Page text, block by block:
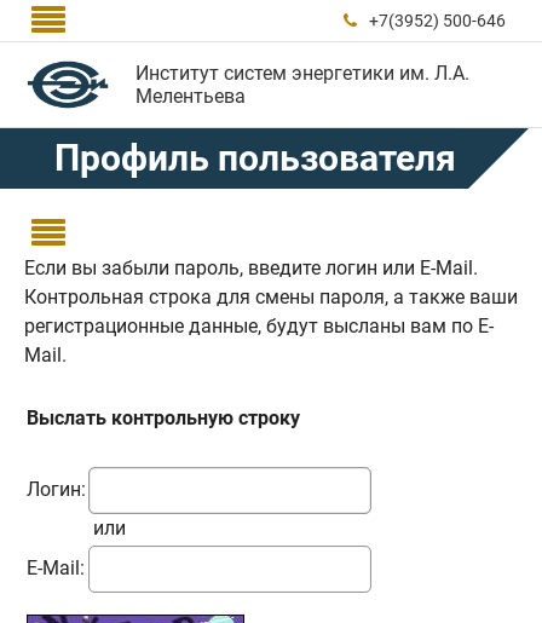
  +7(3952) 500-646
Институт систем энергетики им. Л.А.
Мелентьева
Профиль пользователя

Если вы забыли пароль, введите логин или E-Mail.
Контрольная строка для смены пароля, а также ваши
регистрационные данные, будут высланы вам по E-
Mail.
Выслать контрольную строку
Логин:
или
E-Mail: